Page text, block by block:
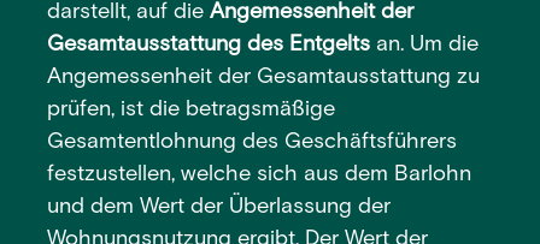
darstellt, auf dieAngemessenheit der
Gesamtausstattung des Entgelts an. Um die
Angemessenheit der Gesamtausstattung zu
prüfen, ist die betragsmäßige
Gesamtentlohnung des Geschäftsführers
festzustellen, welche sich aus dem Barlohn
und dem Wert der Überlassung der